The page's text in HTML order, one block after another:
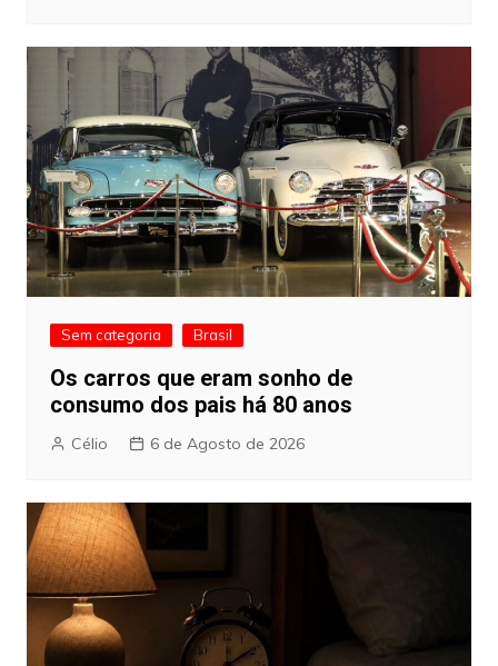
Sem categoria Brasil
Os carros que eram sonho de
consumo dos pais há 80 anos
Célio 6 de Agosto de 2026